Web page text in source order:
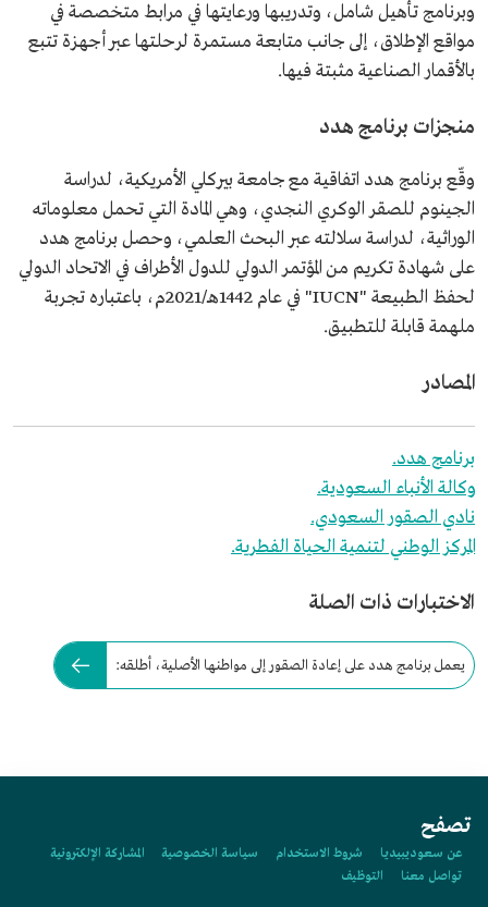
وبرنامج تأهيل شامل، وتدريبها ورعايتها في مرابط متخصصة في
مواقع الإطلاق، إلى جانب متابعة مستمرة لرحلتها عبر أجهزة تتبع
بالأقمار الصناعية مثبتة فيها.
منجزات برنامج هدد
وقّع برنامج هدد اتفاقية مع جامعة بيركلي الأمريكية، لدراسة
الجينوم للصقر الوكري النجدي، وهي المادة التي تحمل معلوماته
الوراثية، لدراسة سلالته عبر البحث العلمي، وحصل برنامج هدد
على شهادة تكريم من المؤتمر الدولي للدول الأطراف في الاتحاد الدولي
لحفظ الطبيعة "IUCN" في عام 1442هـ/2021م، باعتباره تجربة
ملهمة قابلة للتطبيق.
المصادر
برنامج هدد.
وكالة الأنباء السعودية.
نادي الصقور السعودي.
المركز الوطني لتنمية الحياة الفطرية.
الاختبارات ذات الصلة
يعمل برنامج هدد على إعادة الصقور إلى مواطنها الأصلية، أطلقه:
تصفح
عن سعوديبيديا شروط الاستخدام سياسة الخصوصية
المشاركة الإلكترونية
تواصل معنا
التوظيف